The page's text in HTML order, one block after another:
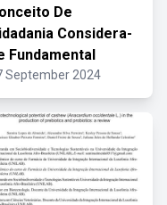
De
Considera-
Fundamental
September 2024